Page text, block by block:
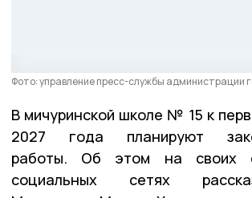
Фото: управление пресс-службы администрации
В мичуринской школе № 15 к
2027 года планируют
работы. Об этом на своих
социальных сетях